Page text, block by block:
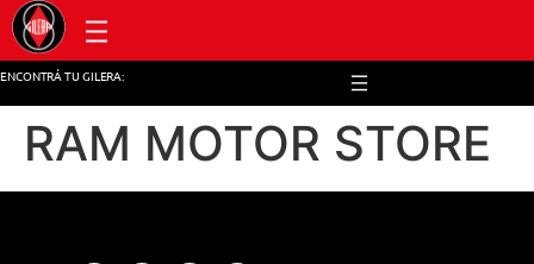
ENCONTRÁ TU GILERA:
RAM MOTOR STORE